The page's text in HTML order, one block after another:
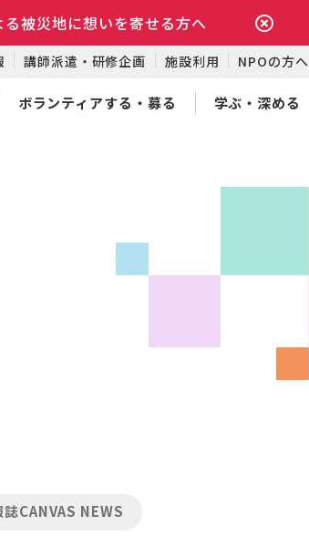
被災地に想いを寄せる方へ
講師派遣・研修企画 施設利用 NPOの方へ
ボランティアする・募る 学ぶ・深める
誌CANVAS NEWS